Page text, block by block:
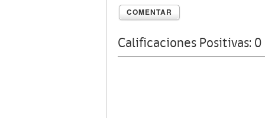
COMENTAR
Calificaciones Positivas: 0